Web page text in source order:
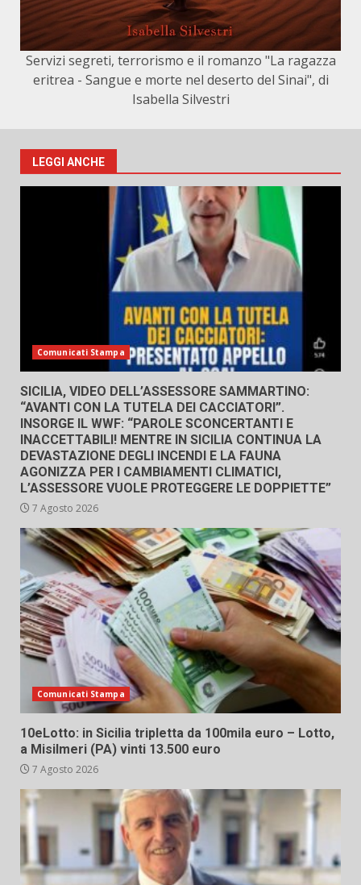
Servizi segreti, terrorismo e il romanzo "La ragazza
eritrea - Sangue e morte nel deserto del Sinai", di
Isabella Silvestri
LEGGI ANCHE
Comunicati Stampa
SICILIA, VIDEO DELL’ASSESSORE SAMMARTINO:
“AVANTI CON LA TUTELA DEI CACCIATORI”.
INSORGE IL WWF: “PAROLE SCONCERTANTI E
INACCETTABILI! MENTRE IN SICILIA CONTINUA LA
DEVASTAZIONE DEGLI INCENDI E LA FAUNA
AGONIZZA PER I CAMBIAMENTI CLIMATICI,
L’ASSESSORE VUOLE PROTEGGERE LE DOPPIETTE”
7 Agosto 2026
Comunicati Stampa
10eLotto: in Sicilia tripletta da 100mila euro – Lotto,
a Misilmeri (PA) vinti 13.500 euro
7 Agosto 2026